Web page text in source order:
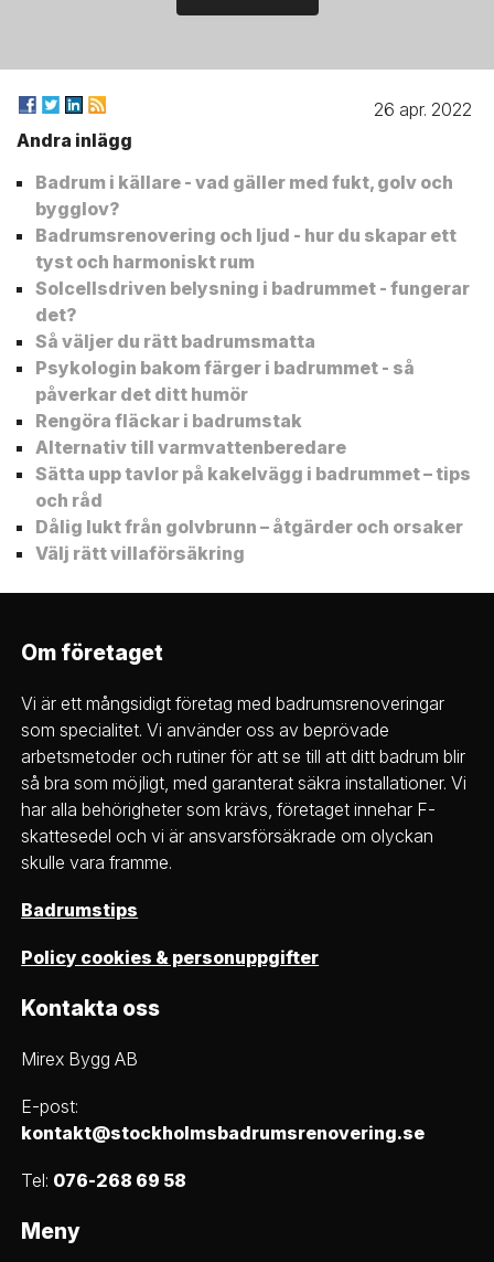
26 apr. 2022
Andra inlägg
Badrum i källare - vad gäller med fukt, golv och
bygglov?
Badrumsrenovering och ljud - hur du skapar ett
tyst och harmoniskt rum
Solcellsdriven belysning i badrummet - fungerar
det?
Så väljer du rätt badrumsmatta
Psykologin bakom färger i badrummet - så
påverkar det ditt humör
Rengöra fläckar i badrumstak
Alternativ till varmvattenberedare
Sätta upp tavlor på kakelvägg i badrummet – tips
och råd
Dålig lukt från golvbrunn – åtgärder och orsaker
Välj rätt villaförsäkring
Om företaget
Vi är ett mångsidigt företag med badrumsrenoveringar
som specialitet. Vi använder oss av beprövade
arbetsmetoder och rutiner för att se till att ditt badrum blir
så bra som möjligt, med garanterat säkra installationer. Vi
har alla behörigheter som krävs, företaget innehar F-
skattesedel och vi är ansvarsförsäkrade om olyckan
skulle vara framme.
Badrumstips
Policy cookies & personuppgifter
Kontakta oss
Mirex Bygg AB
E-post:
kontakt@stockholmsbadrumsrenovering.se
Tel: 076-268 69 58
Meny